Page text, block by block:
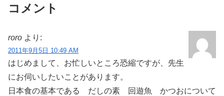
コメント
roro より:
2011年9月5日 10:49 AM
はじめまして、お忙しいところ恐縮ですが、先生
にお伺いしたいことがあります。
日本食の基本である だしの素 回遊魚 かつおについて